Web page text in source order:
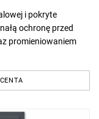
i pokryte
ochronę przed
promieniowaniem